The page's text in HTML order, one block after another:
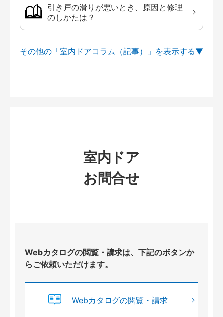
引き戸の滑りが悪いとき、原因と修理
のしかたは？
その他の「室内ドアコラム（記事）」を
室内ドア
お問合せ
Webカタログの閲覧・請求は、下記のボタンか
らご依頼いただけます。
Webカタログの閲覧・請求